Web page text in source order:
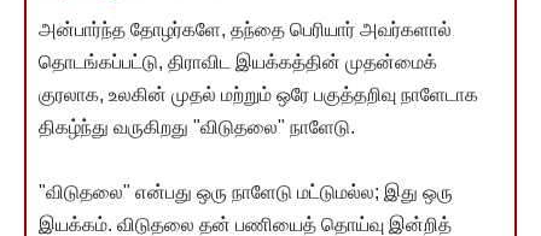
அன்பார்ந்த தோழர்களே, தந்தை பெரியார் அவர்களால்
தொடங்கப்பட்டு, திராவிட இயக்கத்தின் முதன்மைக்
குரலாக, உலகின் முதல் மற்றும் ஒரே பகுத்தறிவு நாளேடாக
திகழ்ந்து வருகிறது "விடுதலை" நாளேடு.
"விடுதலை" என்பது ஒரு நாளேடு மட்டுமல்ல; இது ஒரு
இயக்கம். விடுதலை தன் பணியைத் தொய்வு இன்றித்